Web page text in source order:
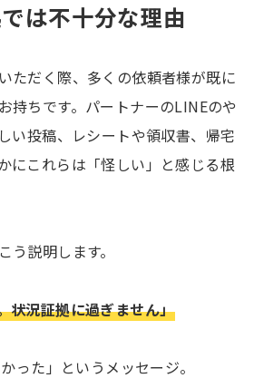
では不十分な理由
ただく際、多くの依頼者様が既に
持ちです。パートナーのLINEのや
い投稿、レシートや領収書、帰宅
にこれらは「怪しい」と感じる根
う説明します。
状況証拠に過ぎません」
った」というメッセージ。